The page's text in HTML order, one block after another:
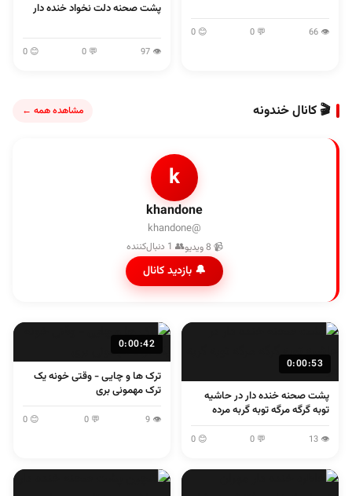
👁 66
💬 0
😊 0
پشت صحنه دلت نخواد خنده دار
👁 97
💬 0
😊 0
🎬 کانال خندونه مشاهده همه ←
k
khandone
@khandone
📹 8 ویدیو 👥 1 دنبال‌کننده
🔔 بازدید کانال
0:00:53
پشت صحنه خنده دار در حاشیه
توبه گرگه مرگه توبه گربه مرده
👁 13
💬 0
😊 0
0:00:42
ترک ها و چایی - وقتی خونه یک
ترک مهمونی بری
👁 9
💬 0
😊 0